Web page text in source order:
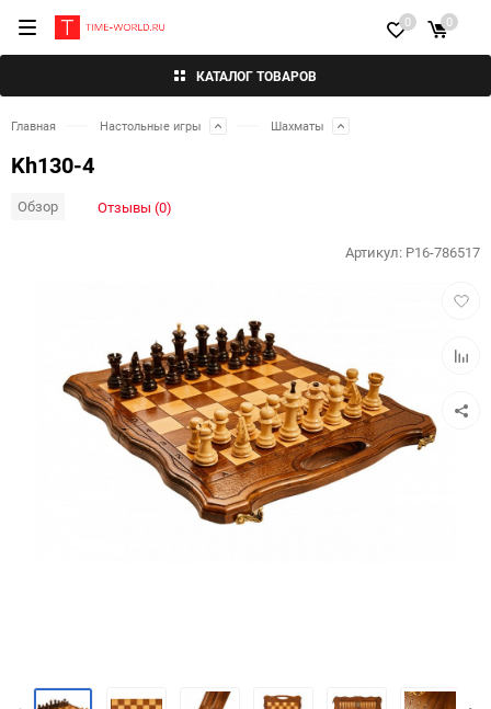
КАТАЛОГ ТОВАРОВ
0 0
Главная Настольные игры Шахматы
Kh130-4
Обзор Отзывы (0)
Артикул: P16-786517